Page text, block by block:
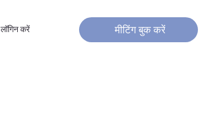
लॉगिन करें मीटिंग बुक करें